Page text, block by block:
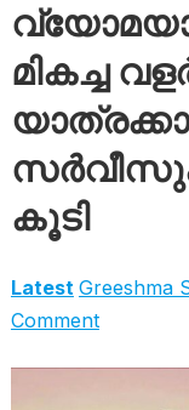
മികച്ച
കൂടി
Latest Greeshma
Comment